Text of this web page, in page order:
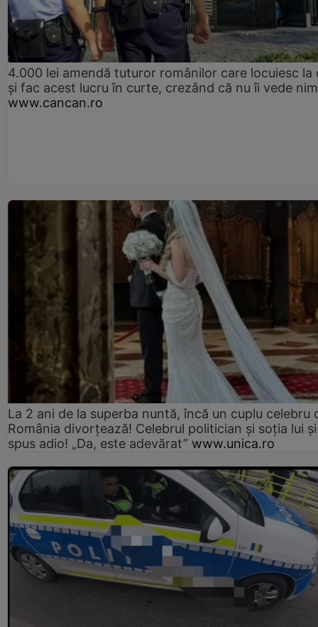
4.000 lei amendă tuturor românilor care locuiesc la
și fac acest lucru în curte, crezând că nu îi vede
www.cancan.ro
La 2 ani de la superba nuntă, încă un cuplu celebru
România divorțează! Celebrul politician și soția lui
spus adio! „Da, este adevărat” www.unica.ro